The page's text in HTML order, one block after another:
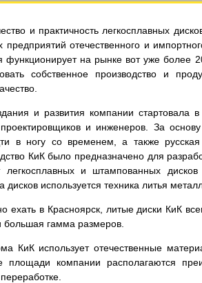
и практичность легкосплавных
отечественного и
функционирует на рынке вот уже более
собственное производство и
и развития компании стартовала
проектировщиков и инженеров. За
в ногу со временем, а также
КиК было предназначено для
и штампованных
дисков используется техника литья
ехать в Красноярск, литые диски КиК
большая гамма размеров.
КиК использует отечественные
площади компании располагаются